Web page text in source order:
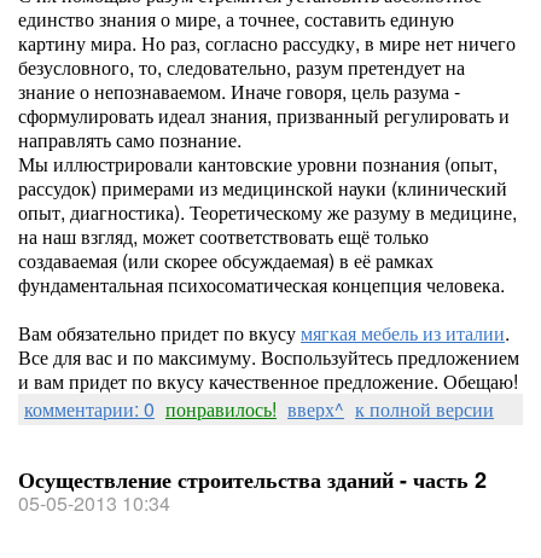
единство знания о мире, а точнее, составить единую
картину мира. Но раз, согласно рассудку, в мире нет ничего
безусловного, то, следовательно, разум претендует на
знание о непознаваемом. Иначе говоря, цель разума -
сформулировать идеал знания, призванный регулировать и
направлять само познание.
Мы иллюстрировали кантовские уровни познания (опыт,
рассудок) примерами из медицинской науки (клинический
опыт, диагностика). Теоретическому же разуму в медицине,
на наш взгляд, может соответствовать ещё только
создаваемая (или скорее обсуждаемая) в её рамках
фундаментальная психосоматическая концепция человека.
Вам обязательно придет по вкусумягкая мебель из италии.
Все для вас и по максимуму. Воспользуйтесь предложением
и вам придет по вкусу качественное предложение. Обещаю!
комментарии: 0 понравилось! вверх^ к полной версии
Осуществление строительства зданий - часть 2
05-05-2013 10:34